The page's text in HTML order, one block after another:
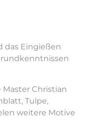
das Eingießen
Christian
Tulpe,
weitere Motive